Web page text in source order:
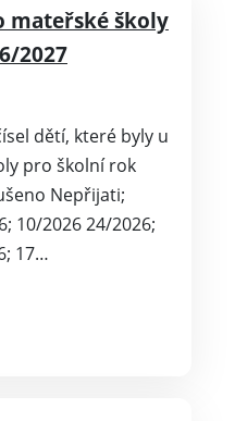
mateřské školy
2027
dětí, které byly u
pro školní rok
Nepřijati;
10/2026 24/2026;
17…